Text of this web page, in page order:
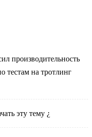
производительность
тестам на тротлинг
эту тему ¿